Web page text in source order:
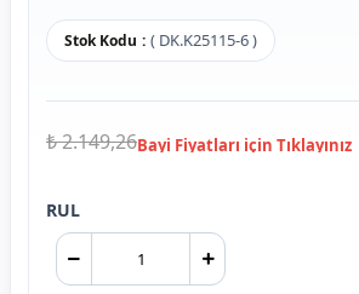
Stok Kodu ( DK.K25115-6 )
₺ 2.149,26
RUL